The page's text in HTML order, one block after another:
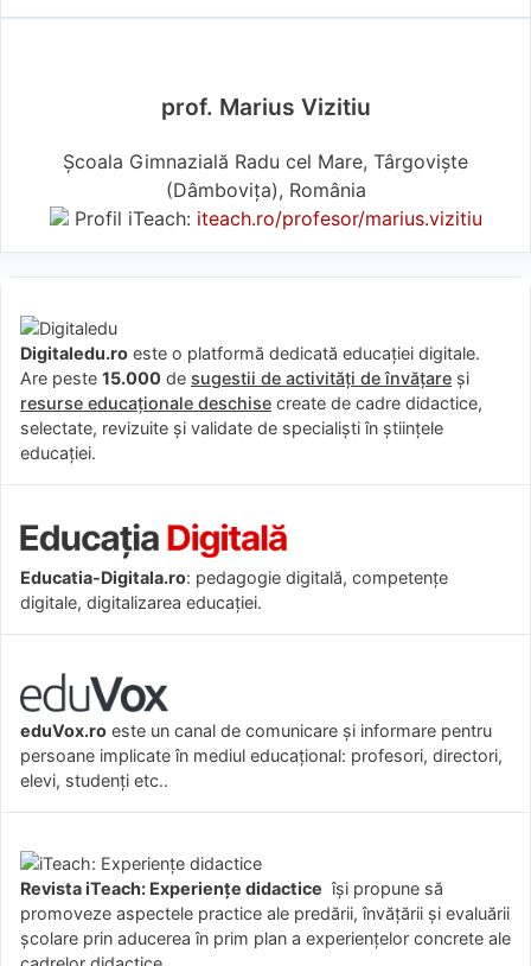
prof. Marius Vizitiu
Școala Gimnazială Radu cel Mare, Târgoviște
(Dâmboviţa), România
Profil iTeach: iteach.ro/profesor/marius.vizitiu
Digitaledu.ro este o platformă dedicată educației digitale.
Are peste 15.000 de sugestii de activități de învățare și
resurse educaționale deschise create de cadre didactice,
selectate, revizuite și validate de specialiști în științele
educației.
Educatia-Digitala.ro: pedagogie digitală, competențe
digitale, digitalizarea educației.
eduVox.ro este un canal de comunicare și informare pentru
persoane implicate în mediul educațional: profesori, directori,
elevi, studenți etc..
Revista iTeach: Experienţe didactice îşi propune să
promoveze aspectele practice ale predării, învăţării şi evaluării
şcolare prin aducerea în prim plan a experienţelor concrete ale